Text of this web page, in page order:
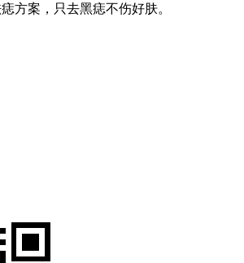
方案，只去黑痣不伤好肤。